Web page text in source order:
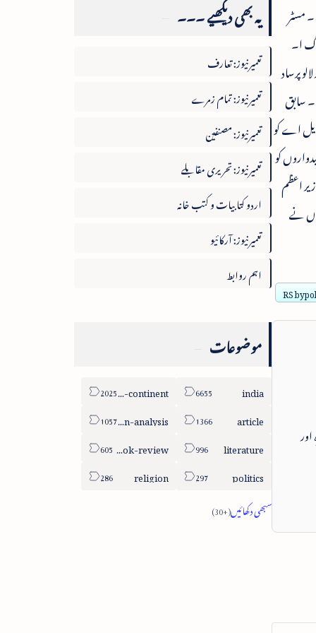
مسٹر
ا۔
پرساد
سابق
اے کو
کو
اعظم
نے
RS
یہ بھی دیکھیے ۔۔۔
تعمیرنیوز: تعارف
تعمیرنیوز: تمام زمرے
تعمیرنیوز: مصنفین
تعمیرنیوز: تحریری مقابلے
اردو کتابیات و کتب خانہ
تعمیرنیوز: آرکائیو
اہم روابط
موضوعات
india
sub-continent
article
column-analysis
literature
book-review
politics
religion